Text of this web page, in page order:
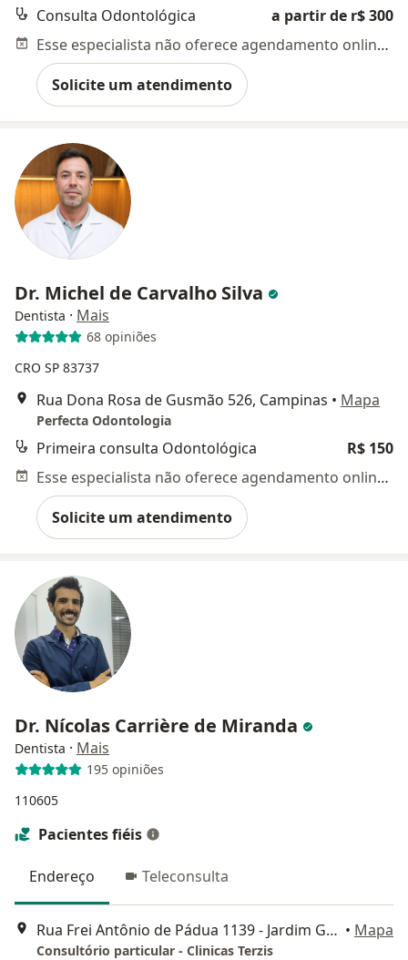
Consulta Odontológica
a partir de r$ 300
Esse especialista não oferece agendamento online para esse endereço.
Solicite um atendimento
Dr. Michel de Carvalho Silva
Dentista · Mais
68 opiniões
CRO SP 83737
Rua Dona Rosa de Gusmão 526, Campinas • Mapa
Perfecta Odontologia
Primeira consulta Odontológica
R$ 150
Esse especialista não oferece agendamento online para esse endereço.
Solicite um atendimento
Dr. Nícolas Carrière de Miranda
Dentista · Mais
195 opiniões
110605
Pacientes fiéis
Endereço Teleconsulta
Rua Frei Antônio de Pádua 1139 - Jardim Guanabara, Campinas • Mapa
Consultório particular - Clinicas Terzis